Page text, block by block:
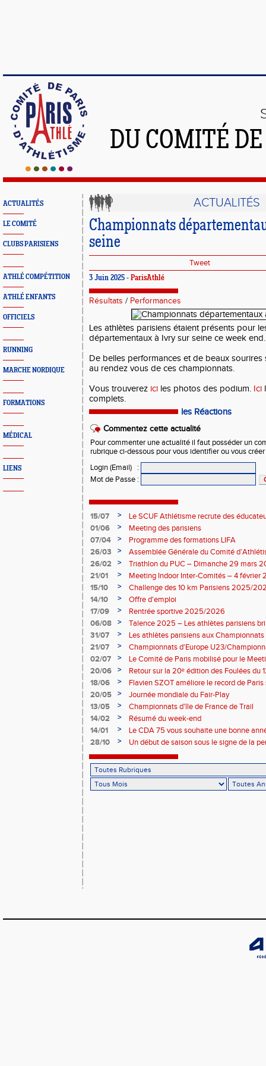
DU COMITÉ
ACTUALITÉS
LE COMITÉ
CLUBS PARISIENS
ATHLÉ COMPÉTITION
ATHLÉ ENFANTS
OFFICIELS
RUNNING
MARCHE NORDIQUE
FORMATIONS
MÉDICAL
LIENS
ACTUALITÉS
Championnats
seine
Tweet
3 Juin 2025 - ParisAthlé
Résultats / Performances
Les athlètes parisiens étaient présents pour
départementaux à Ivry sur seine ce week end.
De belles performances et de beaux
au rendez vous de ces championnats.
Vous trouverez ici les photos des podium. Ici
complets.
les Réactions
Commentez cette actualité
Pour commenter une actualité il faut posséder un
rubrique ci-dessous pour vous identifier ou vous
Login (Email)
:
Mot de Passe :
15/07 >
Le SCUF Athlétisme recrute des
2026-2027 !
01/06 >
Meeting des parisiens
07/04
>
Programme des formations LIFA
26/03
>
Assemblée Générale du Comité
26/02
>
Triathlon du PUC – Dimanche 29 mars
21/01
>
Meeting Indoor Inter-Comités – 4 février
15/10
>
Challenge des 10 km Parisiens 2025/
14/10
>
Offre d'emploi
17/09
>
Rentrée sportive 2025/2026
06/08
>
Talence 2025 – Les athlètes parisiens
de France Élite
31/07 >
Les athlètes parisiens aux
21/07
>
Championnats d'Europe U23/
02/07
>
Le Comité de Paris mobilisé pour le
20/06
>
Retour sur la 20ᵉ édition des Foulées du
18/06
>
Flavien SZOT améliore le record de Paris
20/05
>
Journée mondiale du Fair-Play
13/05
>
Championnats d'île de France de Trail
14/02
>
Résumé du week-end
14/01
>
Le CDA 75 vous souhaite une bonne
28/10
> Un début de saison sous le signe de la